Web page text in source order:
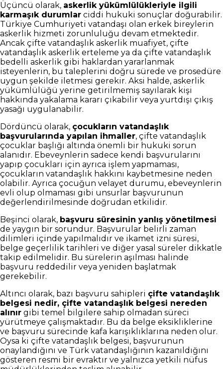
Üçüncü olarak, askerlik yükümlülükleriyle ilgili
karmaşık durumlar ciddi hukuki sonuçlar doğurabilir.
Türkiye Cumhuriyeti vatandaşı olan erkek bireylerin
askerlik hizmeti zorunluluğu devam etmektedir.
Ancak çifte vatandaşlık askerlik muafiyet, çifte
vatandaşlık askerlik erteleme ya da çifte vatandaşlık
bedelli askerlik gibi haklardan yararlanmak
isteyenlerin, bu taleplerini doğru sürede ve prosedüre
uygun şekilde iletmesi gerekir. Aksi halde, askerlik
yükümlülüğü yerine getirilmemiş sayılarak kişi
hakkında yakalama kararı çıkabilir veya yurtdışı çıkış
yasağı uygulanabilir.
Dördüncü olarak, çocukların vatandaşlık
başvurularında yapılan ihmaller, çifte vatandaşlık
çocuklar başlığı altında önemli bir hukuki sorun
alanıdır. Ebeveynlerin sadece kendi başvurularını
yapıp çocukları için ayrıca işlem yapmaması,
çocukların vatandaşlık hakkını kaybetmesine neden
olabilir. Ayrıca çocuğun velayet durumu, ebeveynlerin
evli olup olmaması gibi unsurlar başvurunun
değerlendirilmesinde doğrudan etkilidir.
Beşinci olarak, başvuru süresinin yanlış yönetilmesi
de yaygın bir sorundur. Başvurular belirli zaman
dilimleri içinde yapılmalıdır ve ikamet izni süresi,
belge geçerlilik tarihleri ve diğer yasal süreler dikkatle
takip edilmelidir. Bu sürelerin aşılması halinde
başvuru reddedilir veya yeniden başlatmak
gerekebilir.
Altıncı olarak, bazı başvuru sahipleri çifte vatandaşlık
belgesi nedir, çifte vatandaşlık belgesi nereden
alınır gibi temel bilgilere sahip olmadan süreci
yürütmeye çalışmaktadır. Bu da belge eksikliklerine
ve başvuru sürecinde kafa karışıklıklarına neden olur.
Oysa ki çifte vatandaşlık belgesi, başvurunun
onaylandığını ve Türk vatandaşlığının kazanıldığını
gösteren resmi bir evraktır ve yalnızca yetkili nüfus